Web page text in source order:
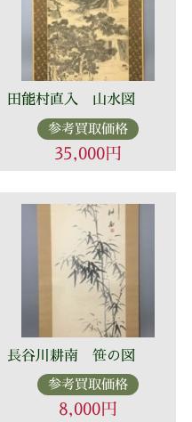
田能村直入 山水図
参考買取価格
35,000円
長谷川耕南 笹の図
参考買取価格
8,000円